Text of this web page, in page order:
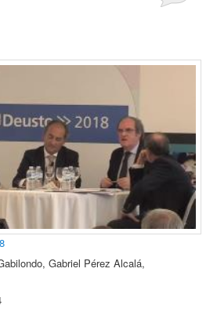
Gabriel Pérez Alcalá,